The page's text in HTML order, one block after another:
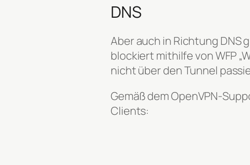
DNS
Aber auch in Richtung DNS
blockiert mithilfe von WFP
nicht über den Tunnel
Gemäß dem OpenVPN-
Clients: